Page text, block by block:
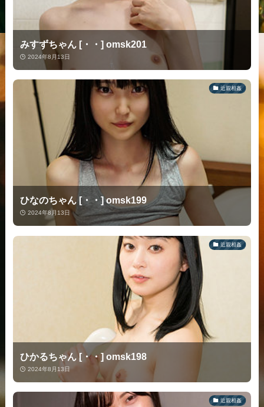
みすずちゃん [・・] omsk201
2024年8月13日
近親相姦
ひなのちゃん [・・] omsk199
2024年8月13日
近親相姦
ひかるちゃん [・・] omsk198
2024年8月13日
近親相姦